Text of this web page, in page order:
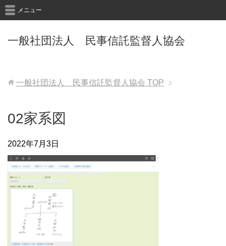
一般社団法人 民事信託監督人協会
メニュー
一般社団法人 民事信託監督人協会 TOP
02家系図
2022年7月3日